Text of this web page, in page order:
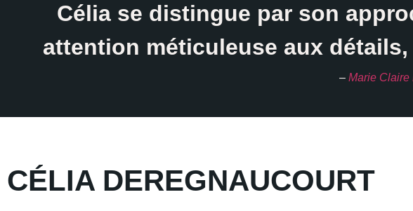
Célia se distingue par son
attention méticuleuse aux
– Marie Claire
CÉLIA DEREGNAUCOURT